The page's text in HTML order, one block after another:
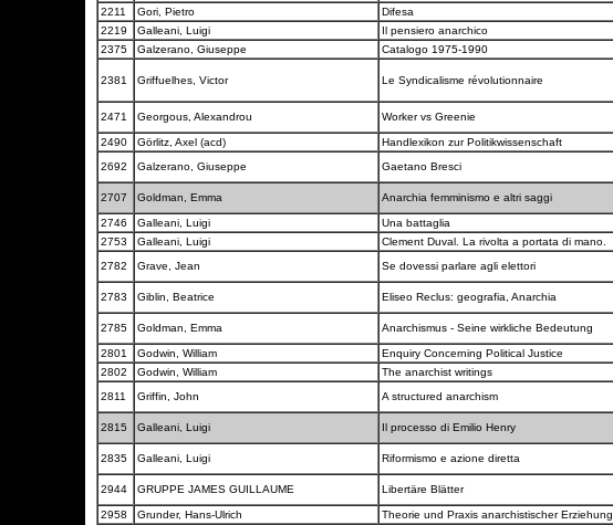
2211
Gori, Pietro Difesa
2219
Galleani, Luigi Il pensiero anarchico
2375
Galzerano, Giuseppe Catalogo 1975-1990
2381 Griffuelhes, Victor Le Syndicalisme révolutionnaire
2471
Georgous, Alexandrou Worker vs Greenie
2490 Görlitz, Axel (acd) Handlexikon zur Politikwissenschaft
2692
Galzerano, Giuseppe Gaetano Bresci
2707
Goldman, Emma Anarchia femminismo e altri saggi
2746
Galleani, Luigi Una battaglia
2753
Galleani, Luigi Clement Duval. La rivolta a portata di mano.
2782
Grave, Jean Se dovessi parlare agli elettori
2783 Giblin, Beatrice Eliseo Reclus: geografia, Anarchia
2785 Goldman, Emma Anarchismus - Seine wirkliche Bedeutung
2801
Godwin, William Enquiry Concerning Political Justice
2802
Godwin, William The anarchist writings
2811
Griffin, John A structured anarchism
2815 Galleani, Luigi Il processo di Emilio Henry
2835 Galleani, Luigi Riformismo e azione diretta
2944 GRUPPE JAMES GUILLAUME Libertäre Blätter
2958
Grunder, Hans-Ulrich Theorie und Praxis anarchistischer Erziehung